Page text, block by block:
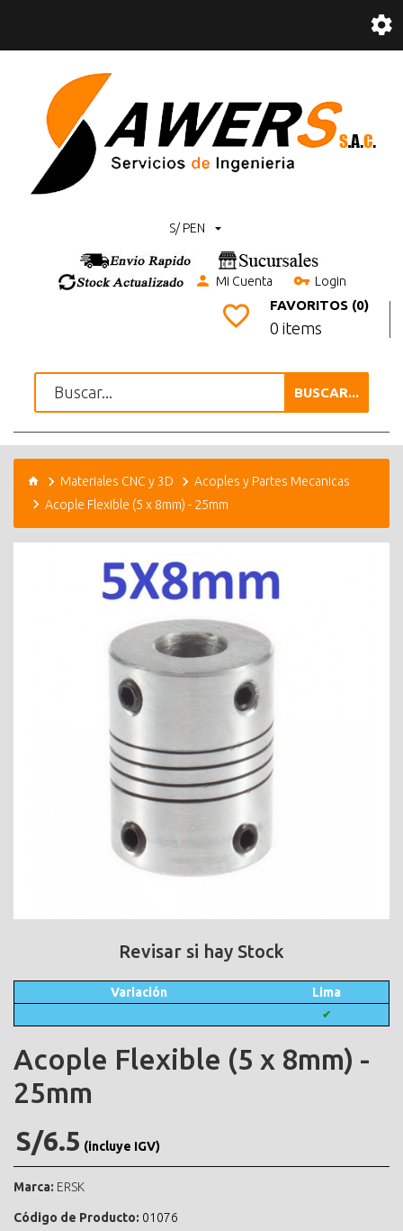
S/ PEN
Mi Cuenta Login
FAVORITOS (0)
0 items
BUSCAR...
Materiales CNC y 3D
Acoples y Partes Mecanicas
Acople Flexible (5 x 8mm) - 25mm
Revisar si hay Stock
Variación Lima
✔
Acople Flexible (5 x 8mm) -
25mm
S/6.5 (incluye IGV)
Marca: ERSK
Código de Producto: 01076